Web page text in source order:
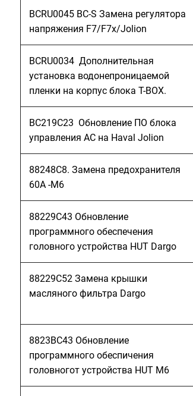
BCRU0045 BC-S Замена регулятора
напряжения F7/F7x/Jolion
BCRU0034 Дополнительная
установка водонепроницаемой
пленки на корпус блока T-BOX.
BC219C23 Обновление ПО блока
управления АC на Haval Jolion
88248С8. Замена предохранителя
60А -M6
88229C43 Обновление
программного обеспечения
головного устройства HUT Dargo
88229C52 Замена крышки
масляного фильтра Dargo
8823BC43 Обновление
программного обеспичения
головногот устройства HUT M6